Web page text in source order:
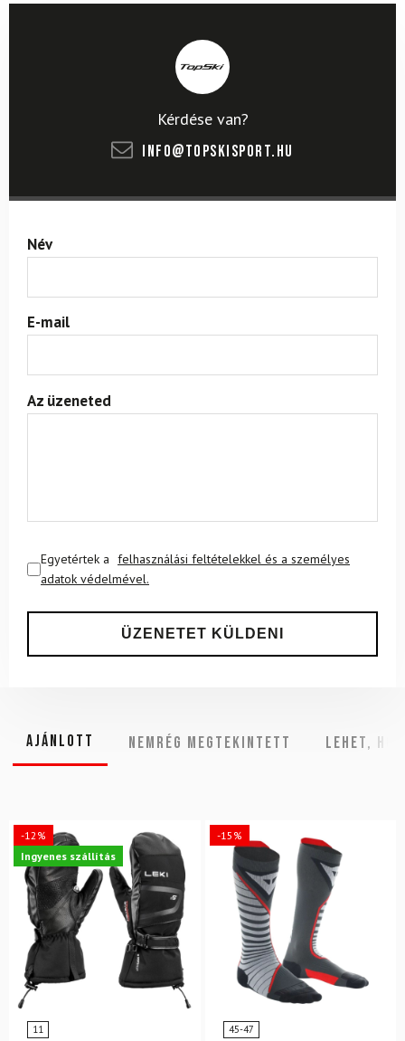
Kérdése van?
info@topskisport.hu
Név
E-mail
Az üzeneted
Egyetértek a felhasználási feltételekkel és a személyes
adatok védelmével.
Ajánlott NEMRÉG MEGTEKINTETT Lehet,
-12%
Ingyenes szállítás
11
-15%
45-47